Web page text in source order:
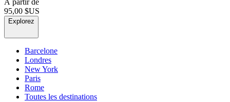
À partir de
95,00 $US
Explorez
Barcelone
Londres
New York
Paris
Rome
Toutes les destinations